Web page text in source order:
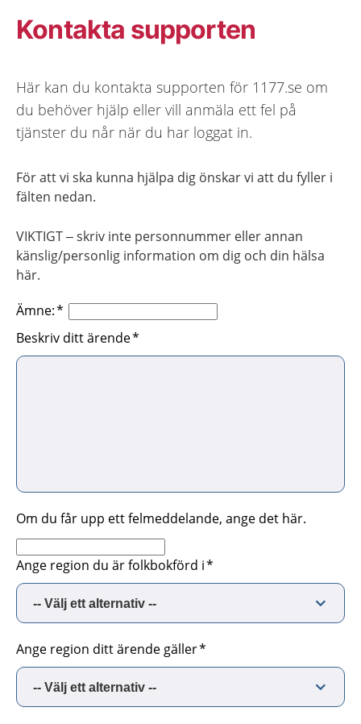
Kontakta supporten
Här kan du kontakta supporten för 1177.se om
du behöver hjälp eller vill anmäla ett fel på
tjänster du når när du har loggat in.
För att vi ska kunna hjälpa dig önskar vi att du fyller i
fälten nedan.
VIKTIGT – skriv inte personnummer eller annan
känslig/personlig information om dig och din hälsa
här.
Ämne:
Beskriv ditt ärende
Om du får upp ett felmeddelande, ange det här.
Ange region du är folkbokförd i
Ange region ditt ärende gäller